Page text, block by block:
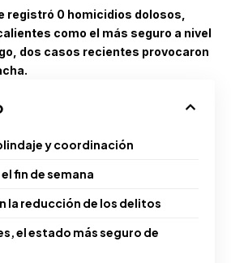
registró 0 homicidios dolosos,
como el más seguro a nivel
dos casos recientes provocaron
y coordinación
fin de semana
la reducción de los delitos
el estado más seguro de